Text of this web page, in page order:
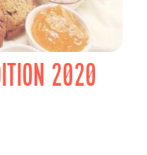
2020